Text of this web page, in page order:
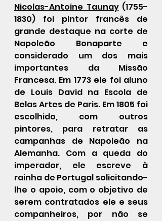
Nicolas-Antoine Taunay (1755-
1830) foi pintor francês de
grande destaque na corte de
Napoleão Bonaparte e
considerado um dos mais
importantes da Missão
Francesa. Em 1773 ele foi aluno
de Louis David na Escola de
Belas Artes de Paris. Em 1805 foi
escolhido, com outros
pintores, para retratar as
campanhas de Napoleão na
Alemanha. Com a queda do
imperador, ele escreve à
rainha de Portugal solicitando-
lhe o apoio, com o objetivo de
serem contratados ele e seus
companheiros, por não se